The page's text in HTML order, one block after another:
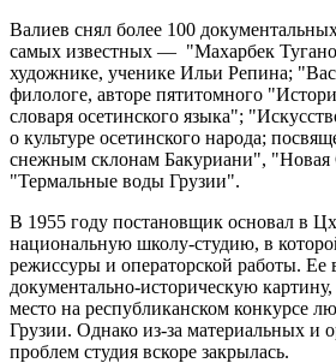
Валиев снял более 100
самых известных — "Махарбек
художнике, ученике Ильи Репина;
филологе, авторе пятитомного
словаря осетинского языка";
о культуре осетинского народа;
снежным склонам Бакуриани", "Новая
"Термальные воды Грузии".
В 1955 году постановщик основал в
национальную школу-студию, в
режиссуры и операторской работы. Ее
документально-историческую картину,
место на республиканском конкурсе
Грузии. Однако из-за материальных и
проблем студия вскоре закрылась.